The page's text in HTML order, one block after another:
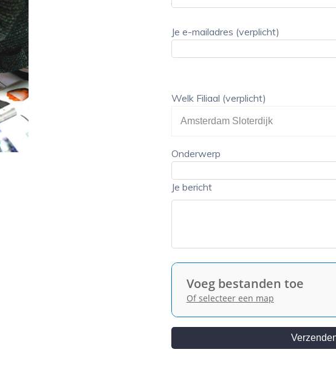
dit
leeg
laten.
Je e-mailadres (verplicht)
veld
te
dit
leeg
laten.
Welk Filiaal (verplicht)
Onderwerp
Je bericht
Voeg bestanden toe
Of selecteer een map